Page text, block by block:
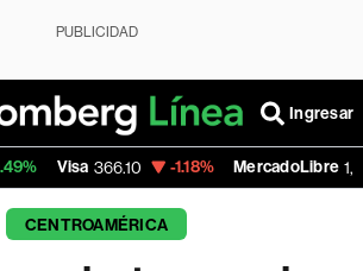
PUBLICIDAD
Ingresar
-1.18% MercadoLibre 1,814.00 -
CENTROAMÉRICA